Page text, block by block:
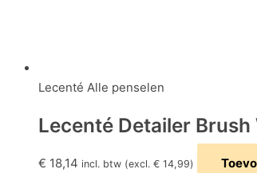
Lecenté Alle penselen
Lecenté Detailer
€ 18,14 incl. btw (excl. € 14,99)